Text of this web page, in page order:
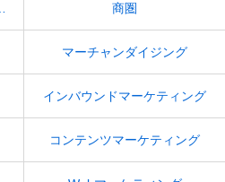
商圏
マーチャンダイジング
インバウンドマーケティング
コンテンツマーケティング